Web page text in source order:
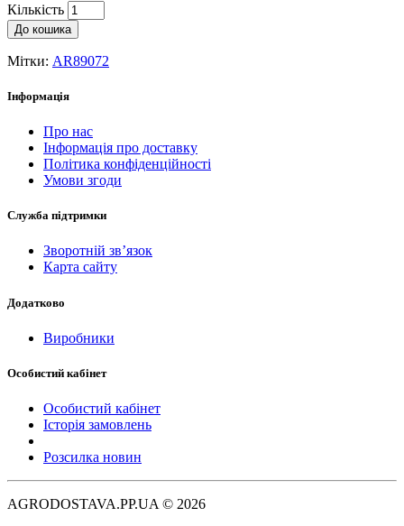
Кількість
До кошика
Мітки: AR89072
Інформація
Про нас
Інформація про доставку
Політика конфіденційності
Умови згоди
Служба підтримки
Зворотній зв’язок
Карта сайту
Додатково
Виробники
Особистий кабінет
Особистий кабінет
Історія замовлень
Розсилка новин
AGRODOSTAVA.PP.UA © 2026